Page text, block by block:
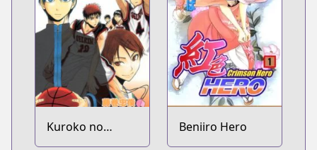
Kuroko no
Basket
Beniiro Hero